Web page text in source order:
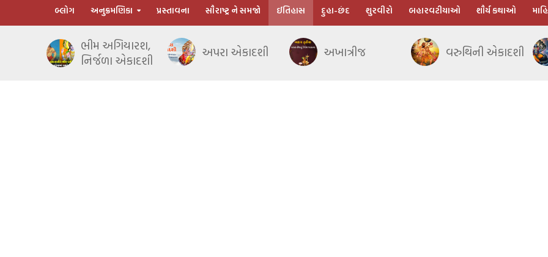
બ્લોગ અનુક્રમણિકા પ્રસ્તાવના સૌરાષ્ટ્ર ને સમજો ઈતિહાસ દુહા-છંદ શુરવીરો બહારવટીયાઓ શૌર્ય કથાઓ
ભીમ અગિયારશ,
નિર્જળા એકાદશી
અપરા એકાદશી અખાત્રીજ વરુથિની એકાદશી